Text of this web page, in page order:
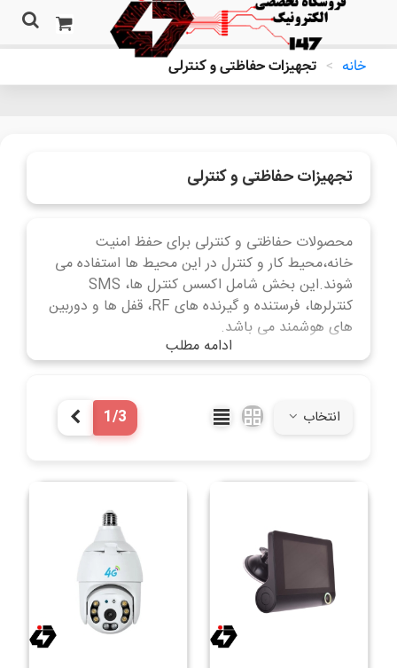
خانه > تجهیزات حفاظتی و کنترلی
تجهیزات حفاظتی و کنترلی
محصولات حفاظتی و کنترلی برای حفظ امنیت
خانه،محیط کار و کنترل در این محیط ها استفاده می
شوند.این بخش شامل اکسس کنترل ها، SMS
کنترلرها، فرستنده و گیرنده های RF، قفل ها و دوربین
های هوشمند می باشد.
ادامه مطلب
انتخاب 1/3 بعدی